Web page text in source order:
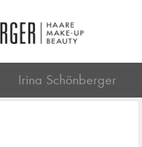
Irina Schönberger